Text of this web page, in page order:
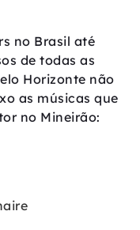
no Brasil até
de todas as
Horizonte não
as músicas que
no Mineirão: